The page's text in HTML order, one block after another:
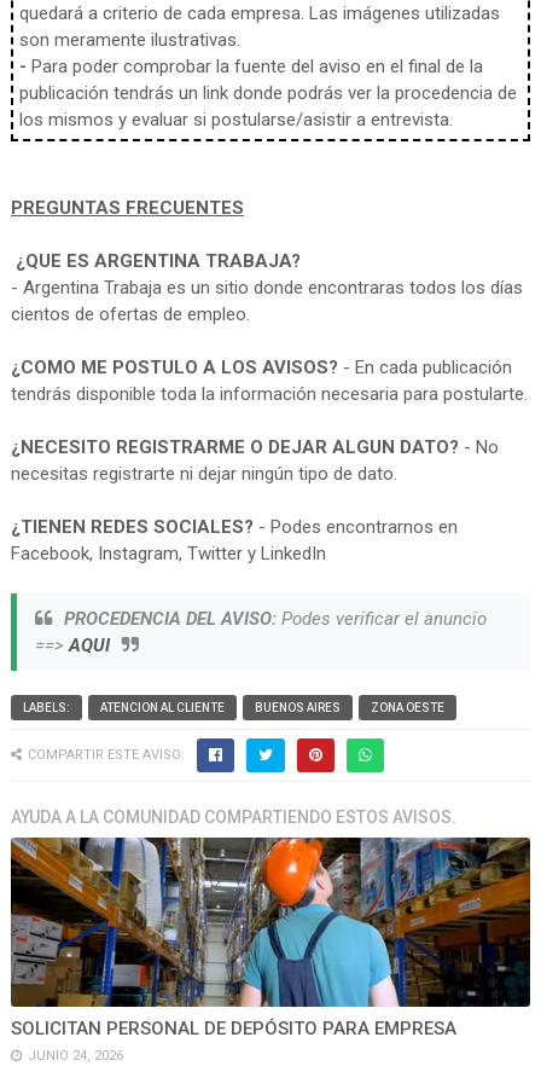
quedará a criterio de cada empresa. Las imágenes utilizadas
son meramente ilustrativas.
- Para poder comprobar la fuente del aviso en el final de la
publicación tendrás un link donde podrás ver la procedencia de
los mismos y evaluar si postularse/asistir a entrevista.
PREGUNTAS FRECUENTES
¿QUE ES ARGENTINA TRABAJA?
- Argentina Trabaja es un sitio donde encontraras todos los días
cientos de ofertas de empleo.
¿COMO ME POSTULO A LOS AVISOS? - En cada publicación
tendrás disponible toda la información necesaria para postularte.
¿NECESITO REGISTRARME O DEJAR ALGUN DATO? - No
necesitas registrarte ni dejar ningún tipo de dato.
¿TIENEN REDES SOCIALES? - Podes encontrarnos en
Facebook, Instagram, Twitter y LinkedIn
PROCEDENCIA DEL AVISO:Podes verificar el anuncio
==>AQUI
LABELS: ATENCION AL CLIENTE BUENOS AIRES ZONA OESTE
COMPARTIR ESTE AVISO:
AYUDA A LA COMUNIDAD COMPARTIENDO ESTOS AVISOS.
SOLICITAN PERSONAL DE DEPÓSITO PARA EMPRESA
JUNIO 24, 2026